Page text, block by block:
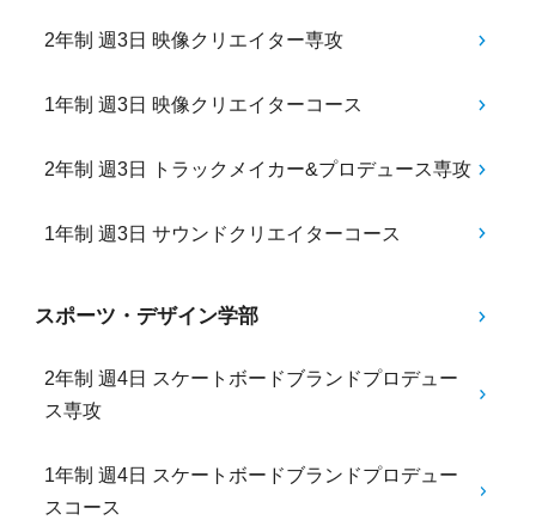
2年制 週3日 映像クリエイター専攻
1年制 週3日 映像クリエイターコース
2年制 週3日 トラックメイカー&プロデュース専攻
1年制 週3日 サウンドクリエイターコース
スポーツ・デザイン学部
2年制 週4日 スケートボードブランドプロデュー
ス専攻
1年制 週4日 スケートボードブランドプロデュー
スコース